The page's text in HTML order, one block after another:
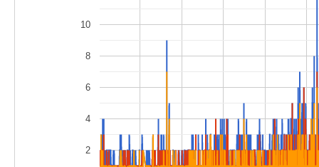
2
4
6
8
10